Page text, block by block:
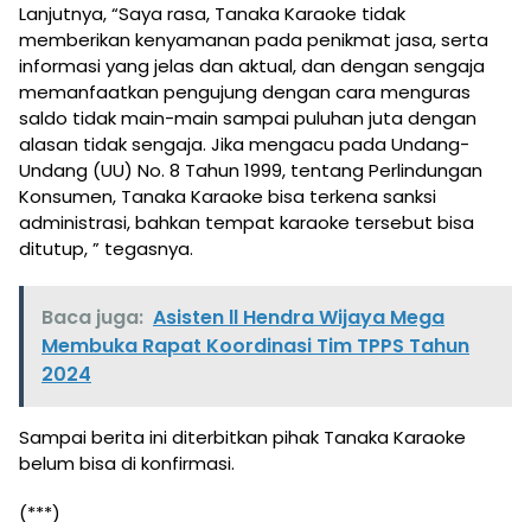
Lanjutnya, “Saya rasa, Tanaka Karaoke tidak
memberikan kenyamanan pada penikmat jasa, serta
informasi yang jelas dan aktual, dan dengan sengaja
memanfaatkan pengujung dengan cara menguras
saldo tidak main-main sampai puluhan juta dengan
alasan tidak sengaja. Jika mengacu pada Undang-
Undang (UU) No. 8 Tahun 1999, tentang Perlindungan
Konsumen, Tanaka Karaoke bisa terkena sanksi
administrasi, bahkan tempat karaoke tersebut bisa
ditutup, ” tegasnya.
Baca juga: Asisten ll Hendra Wijaya Mega
Membuka Rapat Koordinasi Tim TPPS Tahun
2024
Sampai berita ini diterbitkan pihak Tanaka Karaoke
belum bisa di konfirmasi.
(***)